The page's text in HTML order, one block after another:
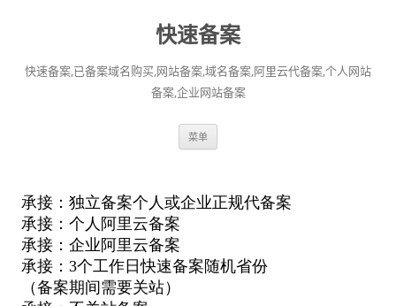
快速备案
快速备案,已备案域名购买,网站备案,域名备案,阿里云代备案,个人网站
备案,企业网站备案
菜单